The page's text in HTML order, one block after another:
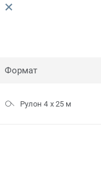
Формат
Рулон 4 x 25 м